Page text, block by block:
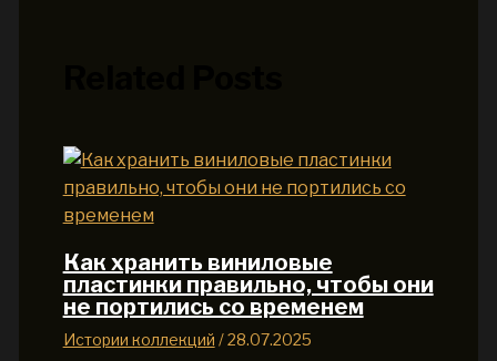
Как хранить виниловые
пластинки правильно, чтобы они
не портились со временем
Истории коллекций /28.07.2025